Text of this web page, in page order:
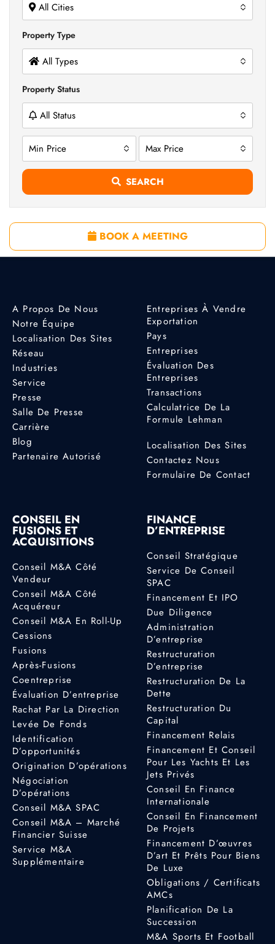
All Cities
Property Type
All Types
Property Status
All Status
Min Price Max Price
SEARCH
BOOK A MEETING
A Propos De Nous
Notre Équipe
Localisation Des Sites
Réseau
Industries
Service
Presse
Salle De Presse
Carrière
Blog
Partenaire Autorisé
Entreprises À Vendre
Exportation
Pays
Entreprises
Évaluation Des
Entreprises
Transactions
Calculatrice De La
Formule Lehman
Localisation Des Sites
Contactez Nous
Formulaire De Contact
CONSEIL EN
FUSIONS ET
ACQUISITIONS
Conseil M&A Côté
Vendeur
Conseil M&A Côté
Acquéreur
Conseil M&A En Roll-Up
Cessions
Fusions
Après-Fusions
Coentreprise
Évaluation D’entreprise
Rachat Par La Direction
Levée De Fonds
Identification
D’opportunités
Origination D’opérations
Négociation
D’opérations
Conseil M&A SPAC
Conseil M&A – Marché
Financier Suisse
Service M&A
Supplémentaire
FINANCE
D’ENTREPRISE
Conseil Stratégique
Service De Conseil
SPAC
Financement Et IPO
Due Diligence
Administration
D’entreprise
Restructuration
D’entreprise
Restructuration De La
Dette
Restructuration Du
Capital
Financement Relais
Financement Et Conseil
Pour Les Yachts Et Les
Jets Privés
Conseil En Finance
Internationale
Conseil En Financement
De Projets
Financement D’œuvres
D’art Et Prêts Pour Biens
De Luxe
Obligations / Certificats
AMCs
Planification De La
Succession
M&A Sports Et Football